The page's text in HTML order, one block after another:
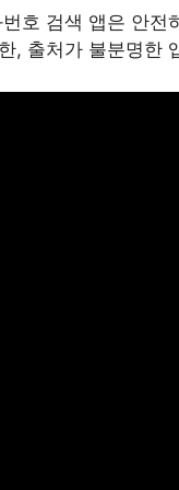
호 검색 앱은 안전
, 출처가 불분명한